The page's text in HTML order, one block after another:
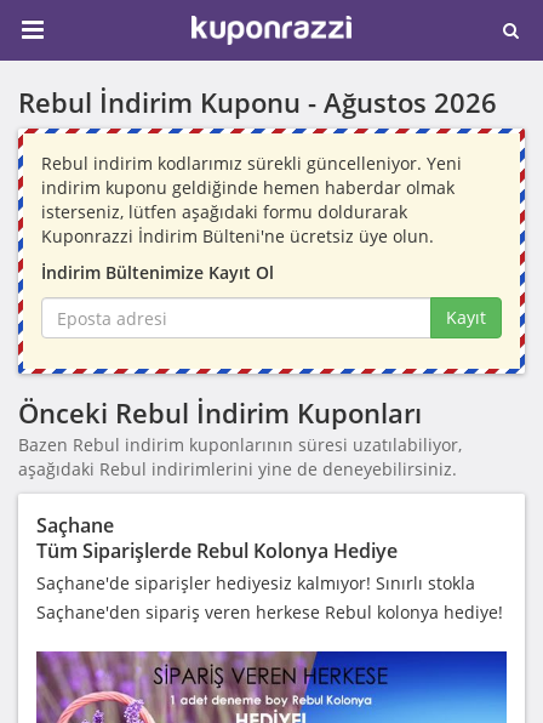
Rebul İndirim Kuponu - Ağustos 2026
Rebul indirim kodlarımız sürekli güncelleniyor. Yeni
indirim kuponu geldiğinde hemen haberdar olmak
isterseniz, lütfen aşağıdaki formu doldurarak
Kuponrazzi İndirim Bülteni'ne ücretsiz üye olun.
İndirim Bültenimize Kayıt Ol
Kayıt
Önceki Rebul İndirim Kuponları
Bazen Rebul indirim kuponlarının süresi uzatılabiliyor,
aşağıdaki Rebul indirimlerini yine de deneyebilirsiniz.
Saçhane
Tüm Siparişlerde Rebul Kolonya Hediye
Saçhane'de siparişler hediyesiz kalmıyor! Sınırlı stokla
Saçhane'den sipariş veren herkese Rebul kolonya hediye!